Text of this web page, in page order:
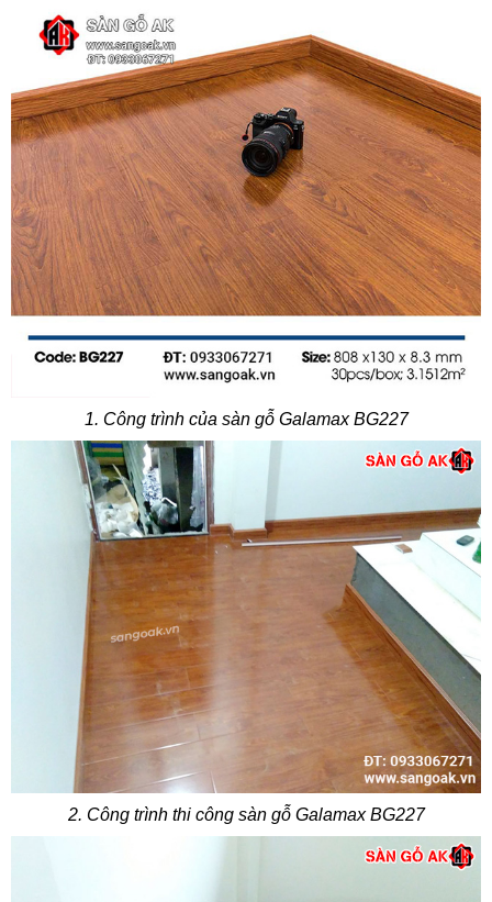
1. Công trình của sàn gỗ Galamax BG227
2. Công trình thi công sàn gỗ Galamax BG227